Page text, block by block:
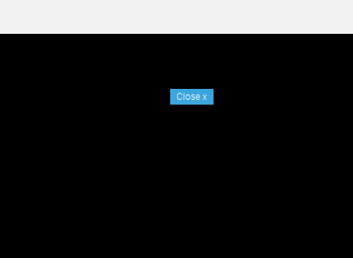
Close x